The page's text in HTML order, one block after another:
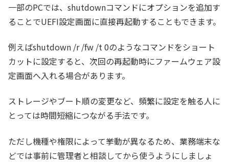
一部のPCでは、shutdownコマンドにオプションを追加す
ることでUEFI設定画面に直接再起動することもできます。
例えばshutdown /r /fw /t 0のようなコマンドをショート
カットに設定すると、次回の再起動時にファームウェア設
定画面へ入れる場合があります。
ストレージやブート順の変更など、頻繁に設定を触る人に
とっては時間短縮につながる手法です。
ただし機種や権限によって挙動が異なるため、業務端末な
どでは事前に管理者と相談してから使うようにしましょ